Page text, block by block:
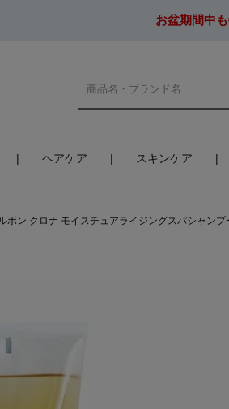
お盆期間中
ヘアケア スキンケア
ボン クロナ モイスチュアライジングスパシャン